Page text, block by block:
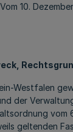
Vom 10.
Westfalen
der
vom
geltenden